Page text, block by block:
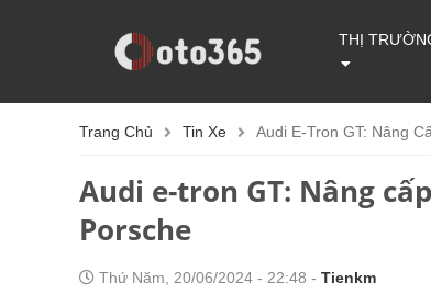
THỊ
Trang Chủ Tin Xe Audi E-Tron GT: Nâng
Audi e-tron GT: Nâng
Porsche
Thứ Năm, 20/06/2024 - 22:48 - Tienkm